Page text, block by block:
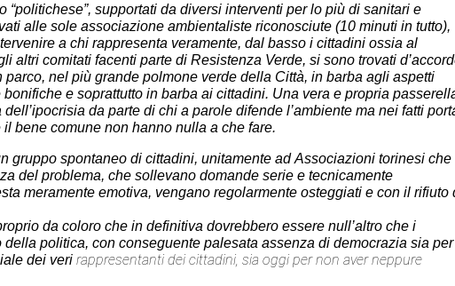
“politichese”, supportati da diversi interventi per lo piùdi sanitari e
alle sole associazione ambientalistericonosciute (10 minuti in tutto),
a chirappresenta veramente, dal basso i cittadini ossia al
altri comitati facenti parte di Resistenza Verde, si sono trovati
parco, nel più grande polmone verde della Città, in barba agli aspetti
e soprattutto in barba ai cittadini. Una vera epropria
dell’ipocrisia da parte di chi aparole difende l’ambiente ma nei fatti
il benecomune non hanno nulla a che fare.
gruppo spontaneo di cittadini, unitamente adAssociazioni torinesi che
del problema, chesollevano domande serie e tecnicamente
meramente emotiva, vengano regolarmente osteggiati e con il rifiuto
da coloro che in definitiva dovrebbero esserenull’altro che i
della politica, con conseguente palesataassenza di democrazia sia per
dei verirappresentanti dei cittadini, sia oggi per non aver neppure